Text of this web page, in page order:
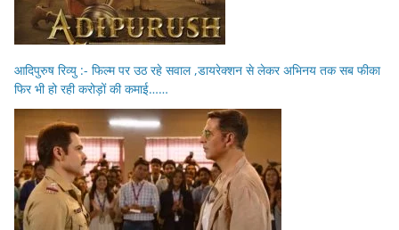
आदिपुरुष रिव्यु :- फिल्म पर उठ रहे सवाल ,डायरेक्शन से लेकर अभिनय तक सब फीका
फिर भी हो रही करोड़ों की कमाई……